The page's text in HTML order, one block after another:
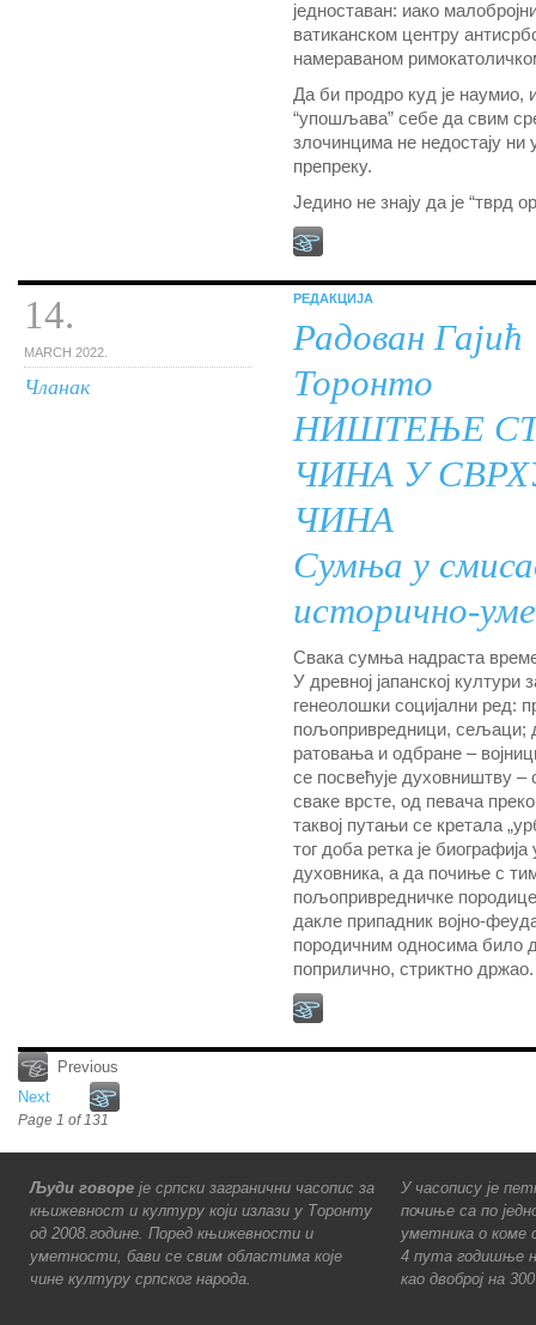
једноставан: иако
ватиканском центру
намераваном
Да би продро куд је наумио,
“упошљава” себе да свим
злочинцима не недостају
препреку.
Једино не знају да је “тврд
14.
MARCH 2022.
Чланак
РЕДАКЦИЈА
Радован Гајић
Торонто
НИШТЕЊЕ
ЧИНА У
ЧИНА
Сумња у
исторично-
Свака сумња надраста
У древној јапанској култури
генеолошки социјални ред:
пољопривредници, сељаци;
ратовања и одбране –
се посвећује духовништву
сваке врсте, од певача
таквој путањи се кретала
тог доба ретка је
духовника, а да почиње с
пољопривредничке
дакле припадник војно-
породичним односима било
поприлично, стриктно држао.
Previous
Next
Page 1 of 131
Људи говоре је српски загранични часопис за
књижевност и културу који излази у Торонту
од 2008.године. Поред књижевности и
уметности, бави се свим областима које
чине културу српског народа.
У часопису је
почиње са по
уметника о коме
4 пута годишње
као двоброј на